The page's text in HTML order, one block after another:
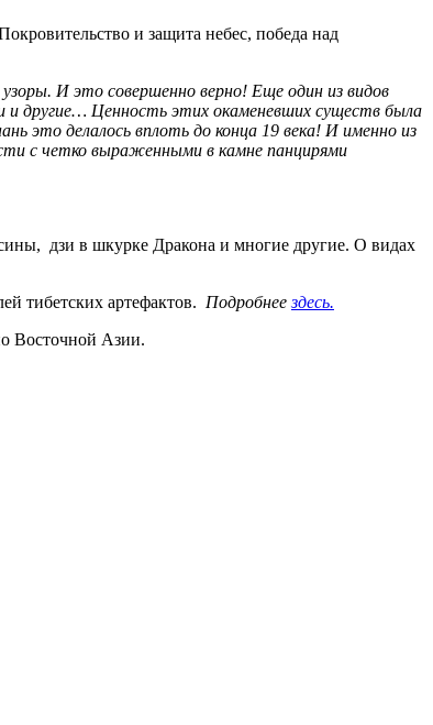
и защита небес, победа над
И это совершенно верно! Еще один из видов
другие… Ценность этих окаменевших существ была
это делалось вплоть до конца 19 века! И именно из
с четко выраженными в камне панцирями
дзи в шкурке Дракона и многие другие. О видах
тибетских артефактов. Подробнеездесь.
Восточной Азии.